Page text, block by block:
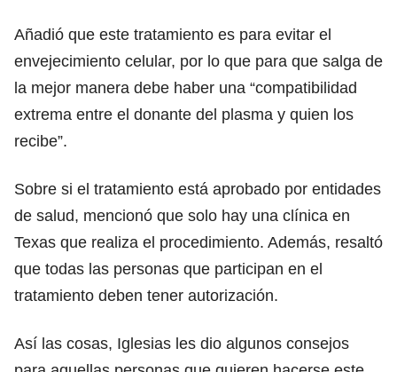
Añadió que este tratamiento es para evitar el
envejecimiento celular, por lo que para que salga de
la mejor manera debe haber una “compatibilidad
extrema entre el donante del plasma y quien los
recibe”.
Sobre si el tratamiento está aprobado por entidades
de salud, mencionó que solo hay una clínica en
Texas que realiza el procedimiento. Además, resaltó
que todas las personas que participan en el
tratamiento deben tener autorización.
Así las cosas, Iglesias les dio algunos consejos